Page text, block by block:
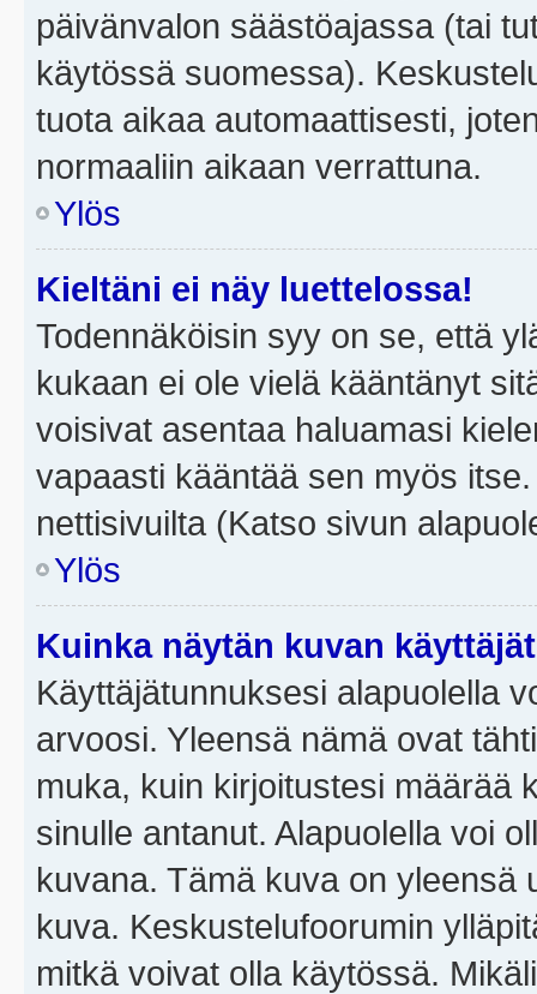
päivänvalon säästöajassa (tai
käytössä suomessa).
tuota aikaa automaattisesti,
normaaliin aikaan verrattuna.
Ylös
Kieltäni ei näy luettelossa!
Todennäköisin syy on se, että
kukaan ei ole vielä kääntänyt
voisivat asentaa haluamasi
vapaasti kääntää sen myös
nettisivuilta (Katso sivun
Ylös
Kuinka näytän kuvan
Käyttäjätunnuksesi alapuolella
arvoosi. Yleensä nämä ovat
muka, kuin kirjoitustesi määrää
sinulle antanut. Alapuolella voi
kuvana. Tämä kuva on yleensä
kuva. Keskustelufoorumin
mitkä voivat olla käytössä.